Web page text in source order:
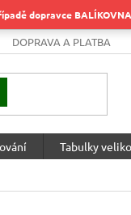
dopravce BALÍKOVNA
DOPRAVA A PLATBA
Tabulky